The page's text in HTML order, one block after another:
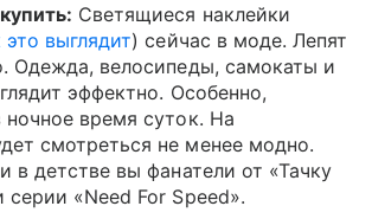
Светящиеся наклейки
выглядит) сейчас в моде. Лепят
Одежда, велосипеды, самокаты и
эффектно. Особенно,
ночное время суток. На
смотреться не менее модно.
в детстве вы фанатели от «Тачку
серии «Need For Speed».